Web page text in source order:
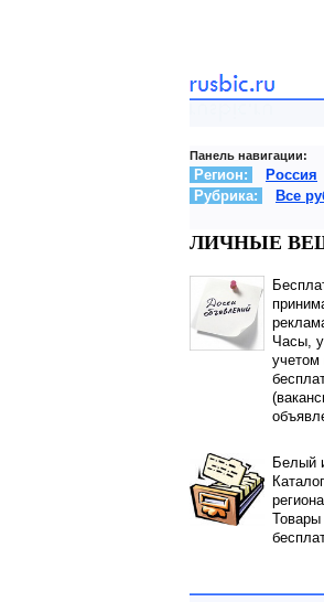
Панель навигации:
Регион: Россия
Рубрика:
Все
ЛИЧНЫЕ ВЕЩИ
Часы,
учетом
Белый
Товары